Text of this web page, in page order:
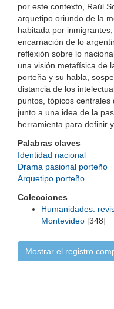
por este contexto, Raúl
arquetipo oriundo de la
habitada por
encarnación de lo
reflexión sobre lo
una visión metafísica de
porteña y su habla,
distancia de los
puntos, tópicos
junto a una idea de la
herramienta para definir
Palabras claves
Identidad nacional
Drama pasional porteño
Arquetipo porteño
Colecciones
Humanidades:
Montevideo [348]
Mostrar el registro